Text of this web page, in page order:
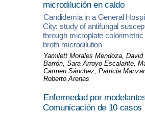
microdilución en caldo
Candidemia in a General
City: study of antifungal
through microplate
broth microdilution
Yamilett Morales Mendoza, David
Barrón, Sara Arroyo Escalante,
Carmen Sánchez, Patricia
Roberto Arenas
Enfermedad por
Comunicación de 10 casos